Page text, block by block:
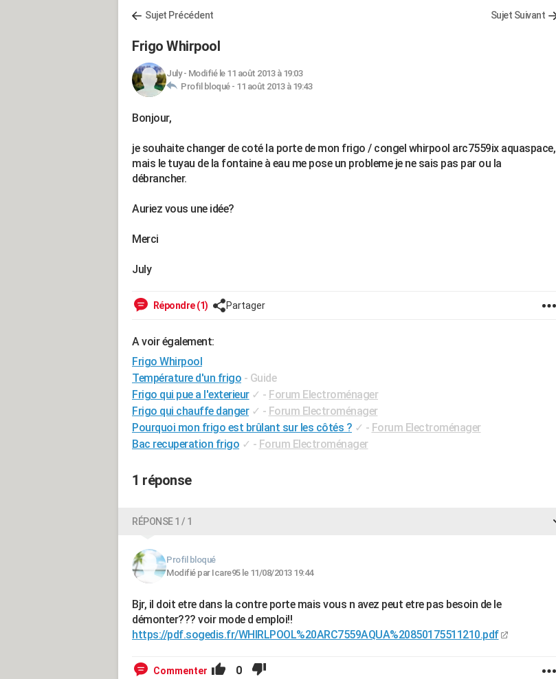
Sujet Précédent Sujet Suivant
Frigo Whirpool
July- Modifié le 11 août 2013 à 19:03
Profil bloqué - 11 août 2013 à 19:43
Bonjour,
je souhaite changer de coté la porte de mon frigo / congel whirpool arc7559ix aquaspace,
mais le tuyau de la fontaine à eau me pose un probleme je ne sais pas par ou la
débrancher.
Auriez vous une idée?
Merci
July
Répondre (1) Partager
A voir également:
Frigo Whirpool
Température d'un frigo - Guide
Frigo qui pue a l'exterieur ✓ - Forum Electroménager
Frigo qui chauffe danger ✓ - Forum Electroménager
Pourquoi mon frigo est brûlant sur les côtés ? ✓ - Forum Electroménager
Bac recuperation frigo ✓ - Forum Electroménager
1 réponse
RÉPONSE 1 / 1
Profil bloqué
Modifié par Icare95 le 11/08/2013 19:44
Bjr, il doit etre dans la contre porte mais vous n avez peut etre pas besoin de le
démonter??? voir mode d emploi!!
https://pdf.sogedis.fr/WHIRLPOOL%20ARC7559AQUA%20850175511210.pdf
Commenter 0